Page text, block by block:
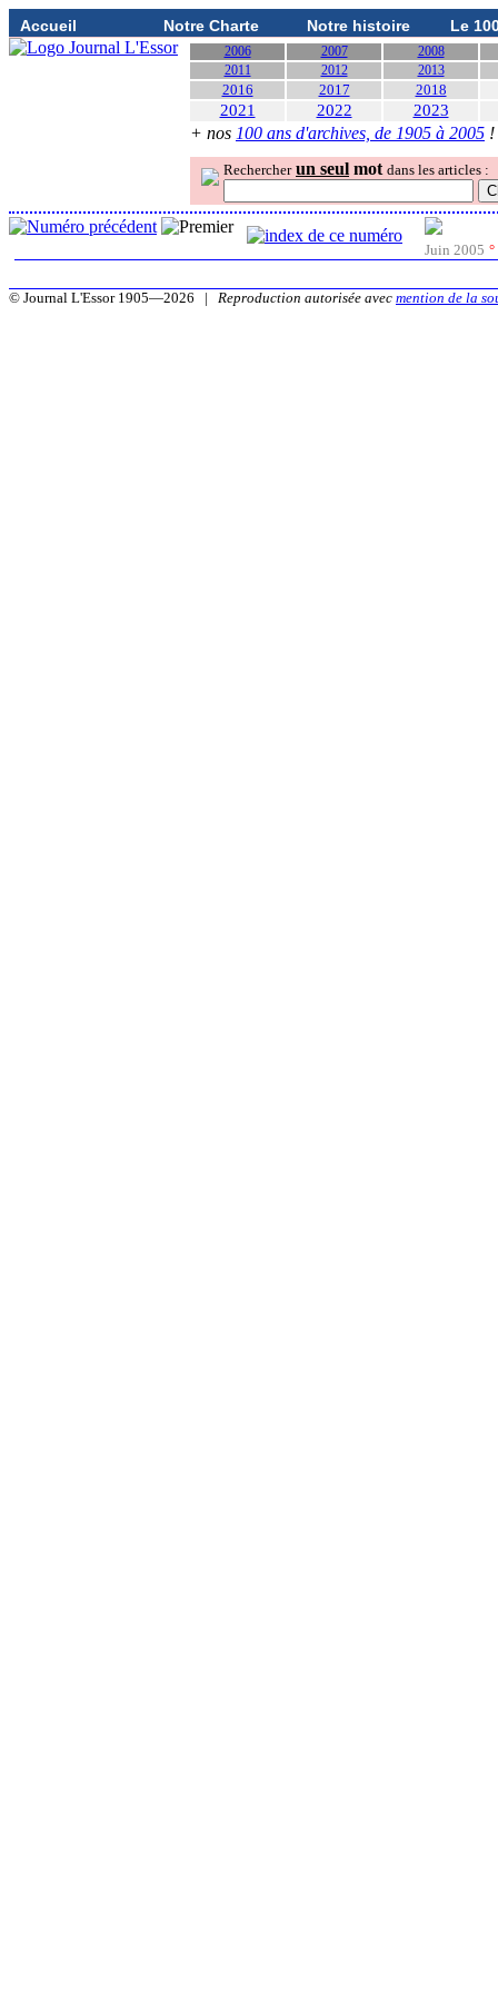
Accueil Notre Charte Notre histoire Le
2006 2007
2008
2011
2012 2013
2016 2017 2018
2021 2022 2023
+ nos 100 ans d'archives, de 1905 à 2005 !
Rechercher un seul mot dans les articles :
Juin 2005 °
© Journal L'Essor 1905—2026 | Reproduction autorisée avec mention de la